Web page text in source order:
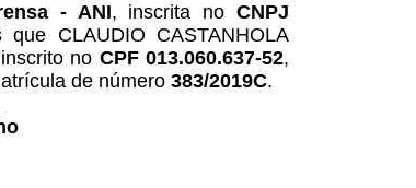
- ANI, inscrita noCNPJ
CLAUDIO CASTANHOLA
no CPF 013.060.637-52,
de número 383/2019C.